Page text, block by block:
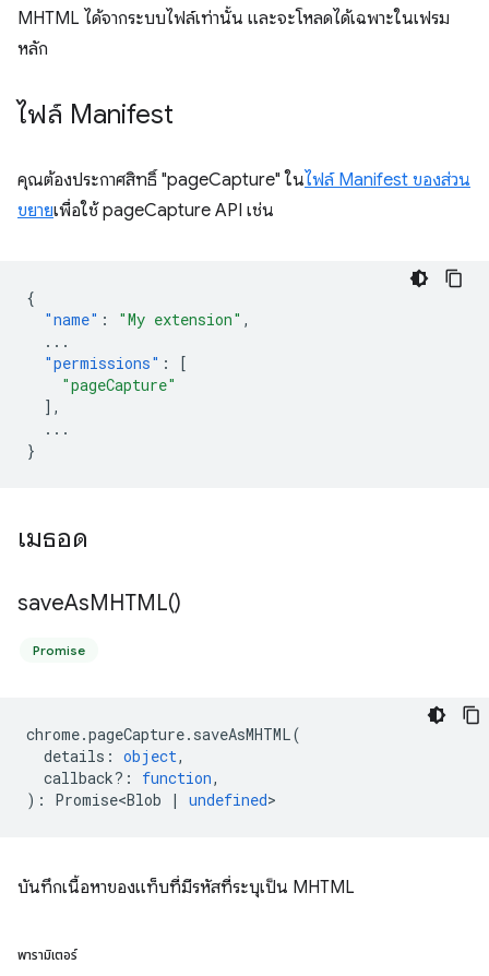
MHTML ได้จากระบบไฟล์เท่านั้น และจะโหลดได้เฉพาะในเฟรม
หลัก
ไฟล์ Manifest
คุณต้องประกาศสิทธิ์ "pageCapture" ในไฟล์ Manifest ของส่วน
ขยายเพื่อใช้ pageCapture API เช่น
{
"name" : "My extension" ,
...
"permissions" :
[
"pageCapture"
],
...
}
เมธอด
saveAsMHTML()
Promise
chrome.pageCapture. saveAsMHTML(
details : object,
callback? : function,
) : Promise<Blob | undefined>
บันทึกเนื้อหาของแท็บที่มีรหัสที่ระบุเป็น MHTML
พารามิเตอร์